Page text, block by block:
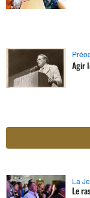
Agir
La
Le